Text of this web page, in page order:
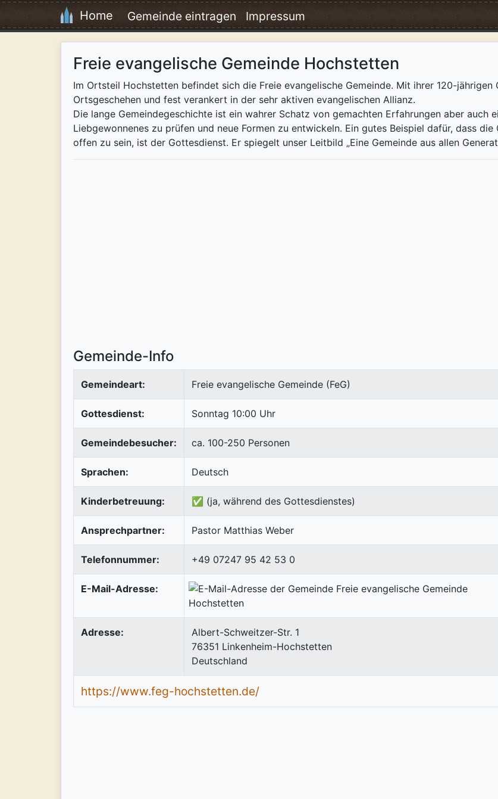
Home Gemeinde eintragen Impressum
Freie evangelische Gemeinde Hochstetten
Im Ortsteil Hochstetten befindet sich die Freie evangelische Gemeinde. Mit ihrer 120-
Ortsgeschehen und fest verankert in der sehr aktiven evangelischen Allianz.
Die lange Gemeindegeschichte ist ein wahrer Schatz von gemachten Erfahrungen aber auch
Liebgewonnenes zu prüfen und neue Formen zu entwickeln. Ein gutes Beispiel dafür, dass
offen zu sein, ist der Gottesdienst. Er spiegelt unser Leitbild „Eine Gemeinde aus allen
Gemeinde-Info
Gemeindeart: Freie evangelische Gemeinde (FeG)
Gottesdienst: Sonntag 10:00 Uhr
Gemeindebesucher: ca. 100-250 Personen
Sprachen: Deutsch
Kinderbetreuung: ✅ (ja, während des Gottesdienstes)
Ansprechpartner: Pastor Matthias Weber
Telefonnummer: +49 07247 95 42 53 0
E-Mail-Adresse:
Adresse:
Albert-Schweitzer-Str. 1
76351 Linkenheim-Hochstetten
Deutschland
https://www.feg-hochstetten.de/